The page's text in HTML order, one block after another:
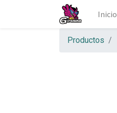
Inicio
Productos